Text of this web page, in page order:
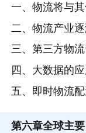
一、物流将与
二、物流产业
三、第三方物
四、大数据的
五、即时物流
第六章全球主